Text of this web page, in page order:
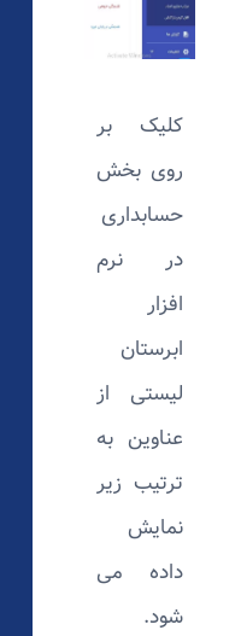
کلیک بر
روی بخش
حسابداری
در نرم
افزار
ابرستان
لیستی از
عناوین به
ترتیب زیر
نمایش
داده می
شود.